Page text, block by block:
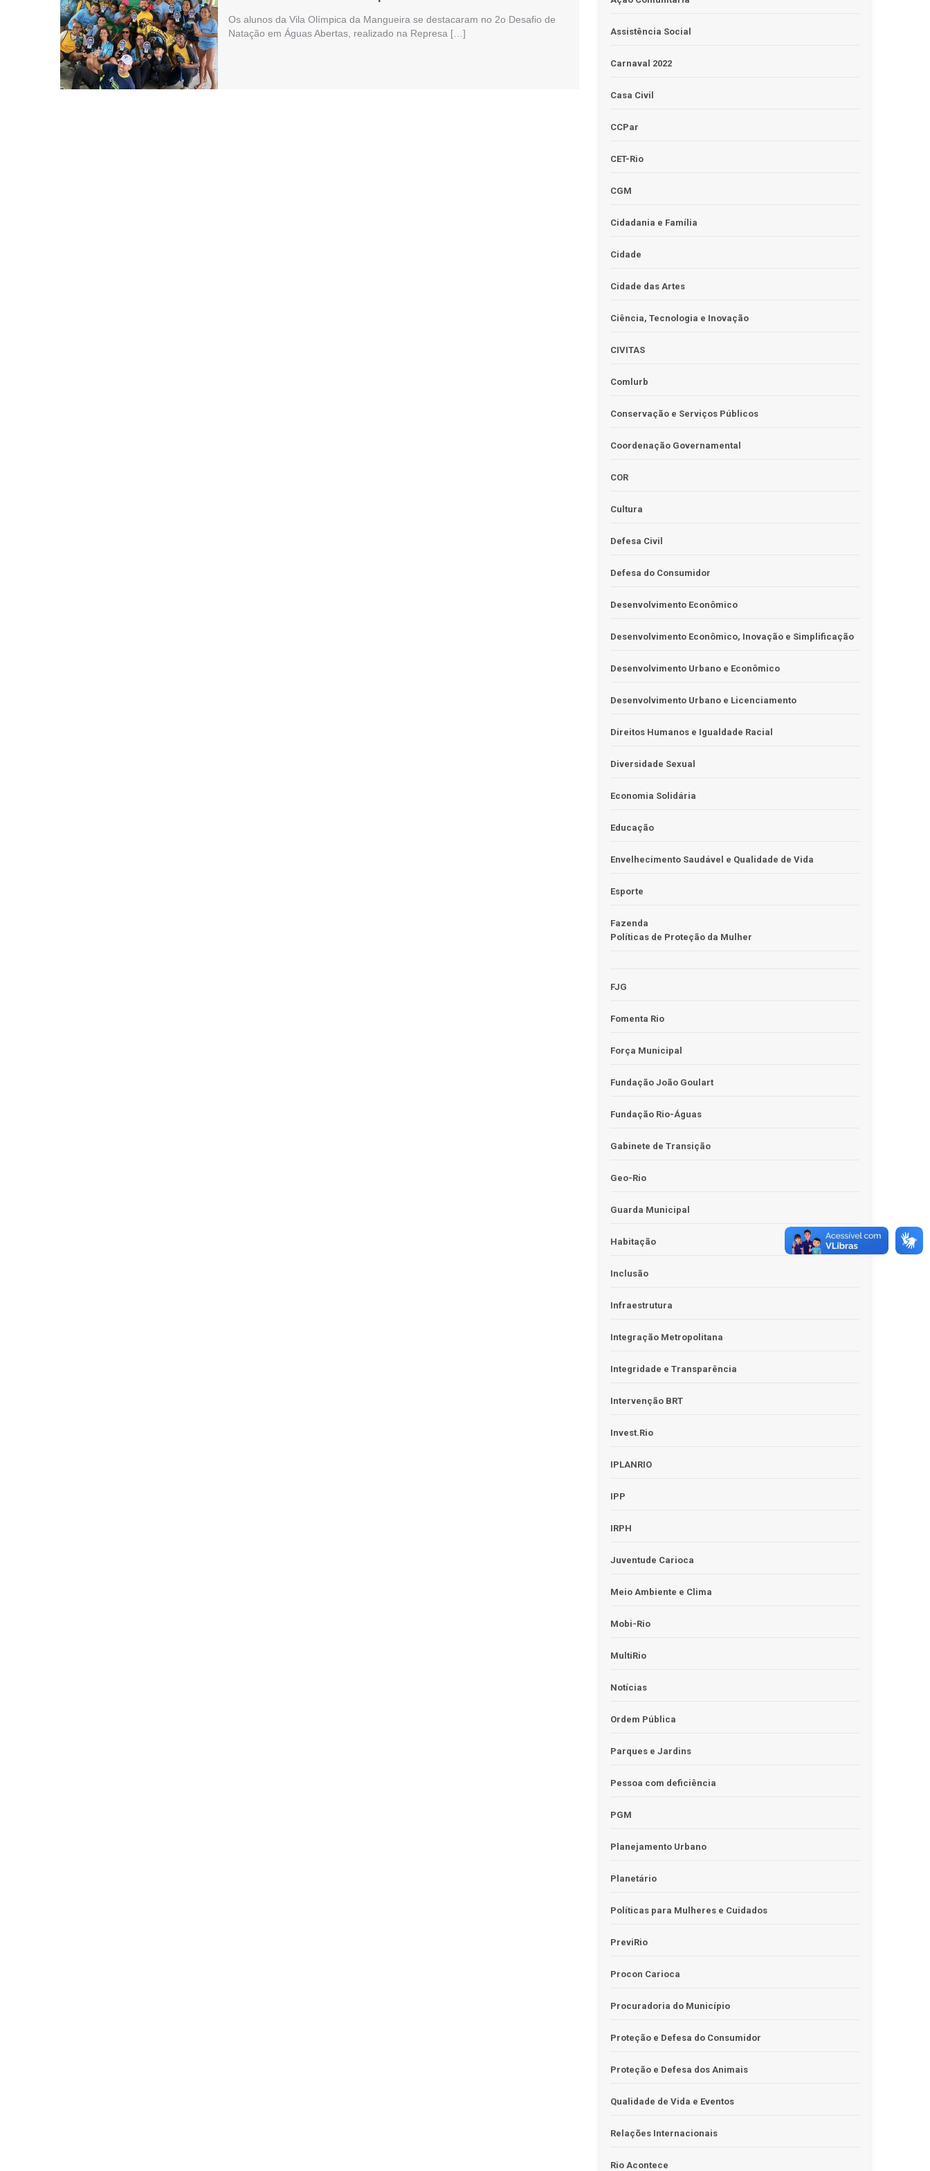
Os alunos da Vila Olímpica da Mangueira se destacaram no 2o Desafio de
Natação em Águas Abertas, realizado na Represa […]
Assistência Social
Carnaval 2022
Casa Civil
CCPar
CET-Rio
CGM
Cidadania e Família
Cidade
Cidade das Artes
Ciência, Tecnologia e Inovação
CIVITAS
Comlurb
Conservação e Serviços Públicos
Coordenação Governamental
COR
Cultura
Defesa Civil
Defesa do Consumidor
Desenvolvimento Econômico
Desenvolvimento Econômico, Inovação e Simplificação
Desenvolvimento Urbano e Econômico
Desenvolvimento Urbano e Licenciamento
Direitos Humanos e Igualdade Racial
Diversidade Sexual
Economia Solidária
Educação
Envelhecimento Saudável e Qualidade de Vida
Esporte
Fazenda
Políticas de Proteção da Mulher
FJG
Fomenta Rio
Força Municipal
Fundação João Goulart
Fundação Rio-Águas
Gabinete de Transição
Geo-Rio
Guarda Municipal
Habitação
Inclusão
Infraestrutura
Integração Metropolitana
Integridade e Transparência
Intervenção BRT
Invest.Rio
IPLANRIO
IPP
IRPH
Juventude Carioca
Meio Ambiente e Clima
Mobi-Rio
MultiRio
Notícias
Ordem Pública
Parques e Jardins
Pessoa com deficiência
PGM
Planejamento Urbano
Planetário
Políticas para Mulheres e Cuidados
PreviRio
Procon Carioca
Procuradoria do Município
Proteção e Defesa do Consumidor
Proteção e Defesa dos Animais
Qualidade de Vida e Eventos
Relações Internacionais
Rio Acontece